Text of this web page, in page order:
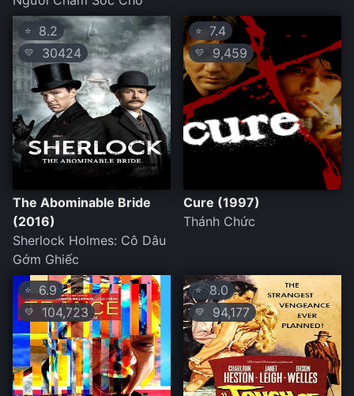
⭐ 8.2
💛 30424
The Abominable Bride
(2016)
Sherlock Holmes: Cô Dâu
Gớm Ghiếc
⭐ 7.4
💛 9,459
Cure (1997)
Thánh Chức
⭐ 6.9
💛 104,723
⭐ 8.0
💛 94,177